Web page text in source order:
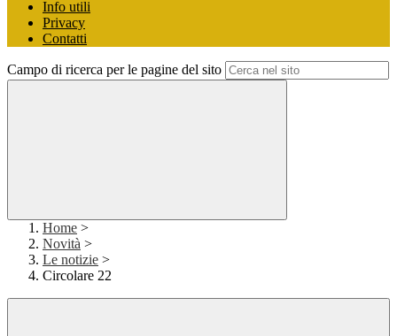
Info utili
Privacy
Contatti
Campo di ricerca per le pagine del sito
Home >
Novità >
Le notizie >
Circolare 22